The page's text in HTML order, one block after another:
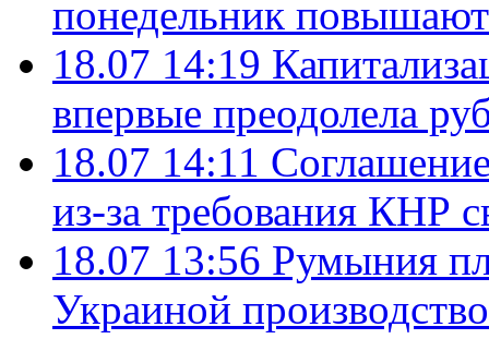
понедельник
18.07 14:19
впервые преодолела
18.07 14:11
из-за требования КНР
18.07 13:56 Румыния
Украиной